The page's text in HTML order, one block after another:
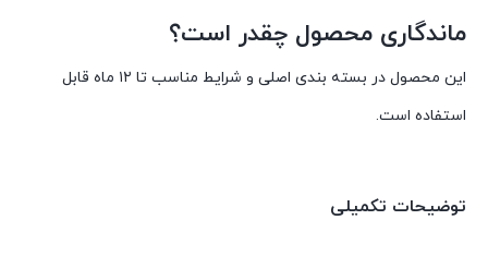
ماندگاری محصول چقدر است؟
این محصول در بسته بندی اصلی و شرایط مناسب تا ۱۲ ماه قابل
استفاده است.
توضیحات تکمیلی